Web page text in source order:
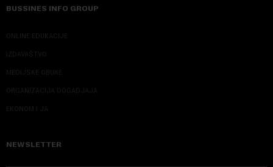
BUSSINES INFO GROUP
ONLINE EDUKACIJE
IZDAVAŠTVO
MEDIJSKE OBUKE
ORGANIZACIJA DOGADJAJA
EKONOM I JA
NEWSLETTER